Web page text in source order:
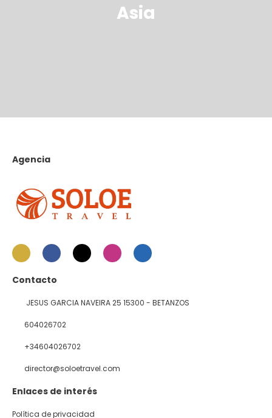
Asia
Agencia
Contacto
JESUS GARCIA NAVEIRA 25 15300 - BETANZOS
604026702
+34604026702
director@soloetravel.com
Enlaces de interés
Política de privacidad